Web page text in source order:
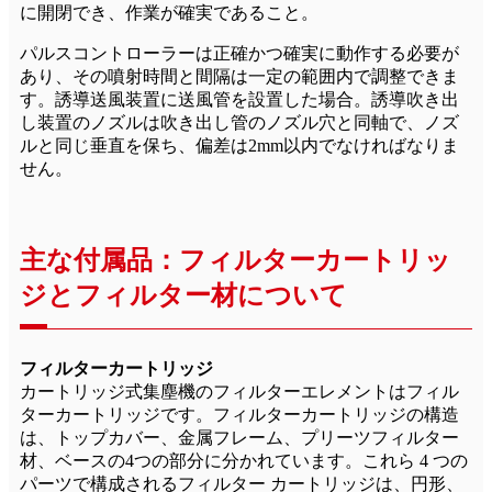
に開閉でき、作業が確実であること。
パルスコントローラーは正確かつ確実に動作する必要が
あり、その噴射時間と間隔は一定の範囲内で調整できま
す。誘導送風装置に送風管を設置した場合。誘導吹き出
し装置のノズルは吹き出し管のノズル穴と同軸で、ノズ
ルと同じ垂直を保ち、偏差は2mm以内でなければなりま
せん。
主な付属品：フィルターカートリッ
ジとフィルター材について
フィルターカートリッジ
カートリッジ式集塵機のフィルターエレメントはフィル
ターカートリッジです。フィルターカートリッジの構造
は、トップカバー、金属フレーム、プリーツフィルター
材、ベースの4つの部分に分かれています。これら 4 つの
パーツで構成されるフィルター カートリッジは、円形、